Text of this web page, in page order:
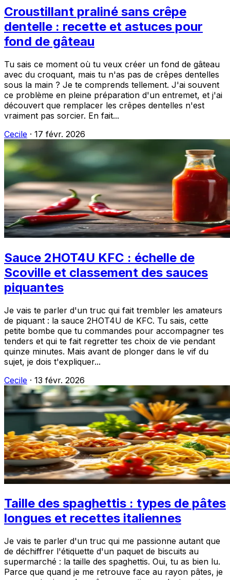
Croustillant praliné sans crêpe
dentelle : recette et astuces pour
fond de gâteau
Tu sais ce moment où tu veux créer un fond de gâteau
avec du croquant, mais tu n'as pas de crêpes dentelles
sous la main ? Je te comprends tellement. J'ai souvent
ce problème en pleine préparation d'un entremet, et j'ai
découvert que remplacer les crêpes dentelles n'est
vraiment pas sorcier. En fait...
Cecile · 17 févr. 2026
Sauce 2HOT4U KFC : échelle de
Scoville et classement des sauces
piquantes
Je vais te parler d'un truc qui fait trembler les amateurs
de piquant : la sauce 2HOT4U de KFC. Tu sais, cette
petite bombe que tu commandes pour accompagner tes
tenders et qui te fait regretter tes choix de vie pendant
quinze minutes. Mais avant de plonger dans le vif du
sujet, je dois t'expliquer...
Cecile · 13 févr. 2026
Taille des spaghettis : types de pâtes
longues et recettes italiennes
Je vais te parler d'un truc qui me passionne autant que
de déchiffrer l'étiquette d'un paquet de biscuits au
supermarché : la taille des spaghettis. Oui, tu as bien lu.
Parce que quand je me retrouve face au rayon pâtes, je